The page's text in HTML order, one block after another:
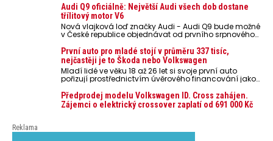
nebezpečí pro odložené mobilní telefony, powerbanky
nebo notebooky. Můžou urychlit stárnutí baterií,
poškodit elektroniku a ve výjimečných případech i
zvýšit riziko požáru.
Audi Q9 oficiálně: Největší Audi všech dob dostane
třílitový motor V6
Nová vlajková loď značky Audi - Audi Q9 bude možné
v České republice objednávat od prvního srpnového
První auto pro mladé stojí v průměru 337 tisíc,
nejčastěji je to Škoda nebo Volkswagen
Mladí lidé ve věku 18 až 26 let si svoje první auto
pořizují prostřednictvím úvěrového financování jako
auto. Průměrná pořizovací cena vozu dosahuje 337
tisíc korun a průměrná financovaná částka
přesahuje 251 tisíc korun. Vyplývá to z dat Leasingu
Předprodej modelu Volkswagen ID. Cross zahájen.
Zájemci o elektrický crossover zaplatí od 691 000 Kč
Reklama